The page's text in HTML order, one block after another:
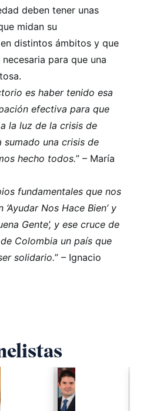
deben tener unas
midan su
distintos ámbitos y que
para que una
es haber tenido esa
efectiva para que
la luz de la crisis de
sumado una crisis de
hecho todos.” – María
fundamentales que nos
Nos Hace Bien’ y
Gente’, y ese cruce de
Colombia un país que
solidario.” – Ignacio
María
María
Carolina
Hoyos